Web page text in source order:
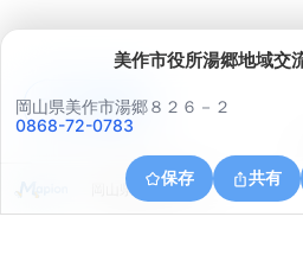
美作市役所湯郷地域交
岡山県美作市湯郷８２６－２
0868-72-0783
保存 共有
岡山県美作市入田
アプリで見る